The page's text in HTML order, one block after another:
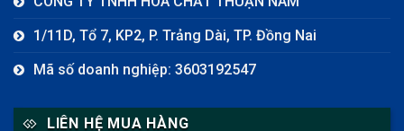
1/11D, Tổ 7, KP2, P. Trảng Dài, TP. Đồng Nai
Mã số doanh nghiệp: 3603192547
LIÊN HỆ MUA HÀNG